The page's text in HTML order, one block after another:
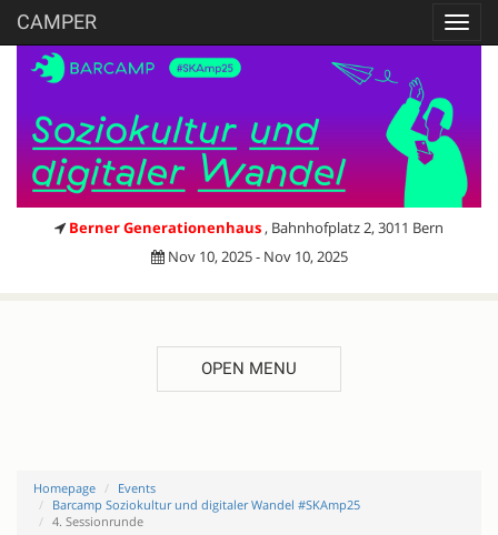
CAMPER
Berner Generationenhaus , Bahnhofplatz 2, 3011 Bern
Nov 10, 2025 - Nov 10, 2025
OPEN MENU
Homepage
Events
Barcamp Soziokultur und digitaler Wandel #SKAmp25
4. Sessionrunde